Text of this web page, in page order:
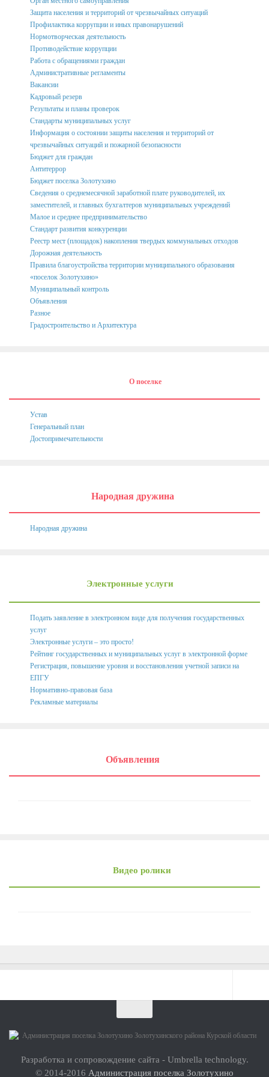
Защита населения и территорий от чрезвычайных ситуаций
Профилактика коррупции и иных правонарушений
Нормотворческая деятельность
Противодействие коррупции
Работа с обращениями граждан
Административные регламенты
Вакансии
Кадровый резерв
Результаты и планы проверок
Стандарты муниципальных услуг
Информация о состоянии защиты населения и территорий от
чрезвычайных ситуаций и пожарной безопасности
Бюджет для граждан
Антитеррор
Бюджет поселка Золотухино
Сведения о среднемесячной заработной плате руководителей, их
заместителей, и главных бухгалтеров муниципальных учреждений
Малое и среднее предпринимательство
Стандарт развития конкуренции
Реестр мест (площадок) накопления твердых коммунальных отходов
Дорожная деятельность
Правила благоустройства территории муниципального образования
«поселок Золотухино»
Муниципальный контроль
Объявления
Разное
Градостроительство и Архитектура
О поселке
Устав
Генеральный план
Достопримечательности
Народная дружина
Народная дружина
Электронные услуги
Подать заявление в электронном виде для получения государственных
услуг
Электронные услуги – это просто!
Рейтинг государственных и муниципальных услуг в электронной форме
Регистрация, повышение уровня и восстановления учетной записи на
ЕПГУ
Нормативно-правовая база
Рекламные материалы
Объявления
Видео ролики
Инструкция по использованию сайта
Разработка и сопровождение сайта - Umbrella technology.
© 2014-2016 Администрация поселка Золотухино